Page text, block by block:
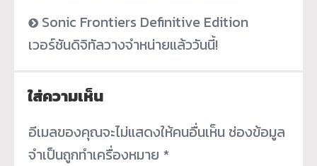
Sonic Frontiers Definitive Edition
เวอร์ชันดิจิทัลวางจำหน่ายแล้ววันนี้!
ใส่ความเห็น
อีเมลของคุณจะไม่แสดงให้คนอื่นเห็น ช่องข้อมูล
จำเป็นถูกทำเครื่องหมาย *